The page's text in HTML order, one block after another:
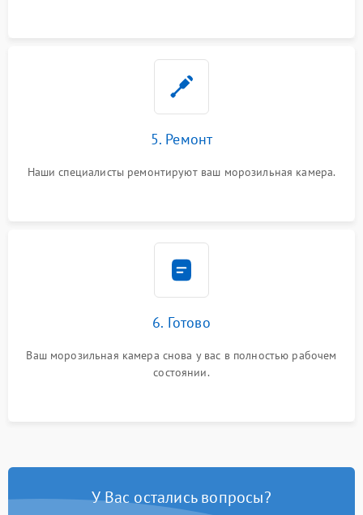
5. Ремонт
Наши специалисты ремонтируют ваш морозильная камера.
6. Готово
Ваш морозильная камера снова у вас в полностью рабочем
состоянии.
У Вас остались вопросы?